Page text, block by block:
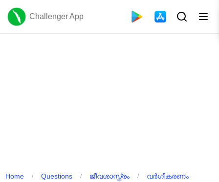
Challenger App
Home / Questions / ജീവശാസ്ത്രം / വർഗീകരണം